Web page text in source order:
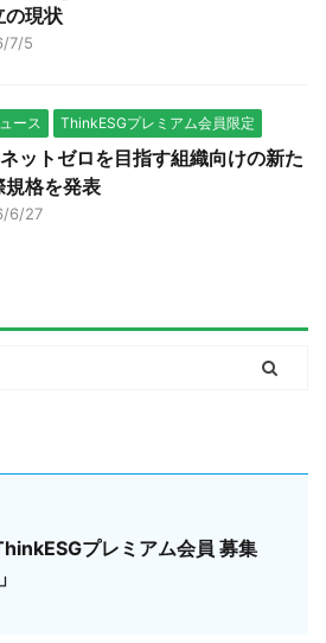
の現状
7/5
ース ThinkESGプレミアム会員限定
ットゼロを目指す組織向けの新た
規格を発表
6/27
プレミアム会員 募集